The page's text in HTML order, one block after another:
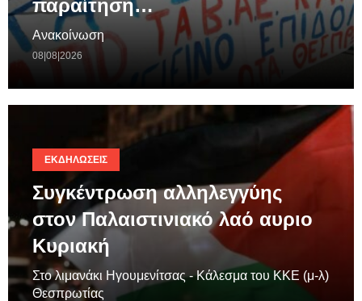
παραίτηση…
Ανακοίνωση
08|08|2026
ΕΚΔΗΛΏΣΕΙΣ
Συγκέντρωση αλληλεγγύης
στον Παλαιστινιακό λαό αυριο
Κυριακή
Στο λιμανάκι Ηγουμενίτσας - Κάλεσμα του ΚΚΕ (μ-λ)
Θεσπρωτίας